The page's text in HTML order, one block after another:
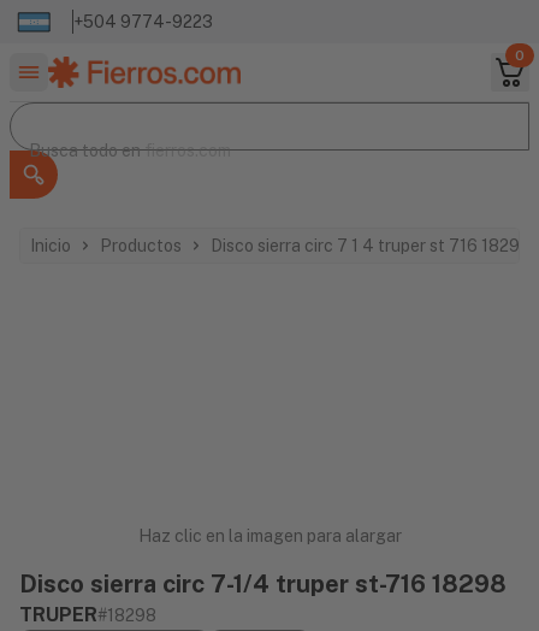
+504 9774-9223
0
Buscar productos
Busca todo en
Busca todo enfierros.com
Inicio Productos Disco sierra circ 7 1 4 truper st 716 18298
Haz clic en la imagen para alargar
Disco sierra circ 7-1/4 truper st-716 18298
TRUPER#18298